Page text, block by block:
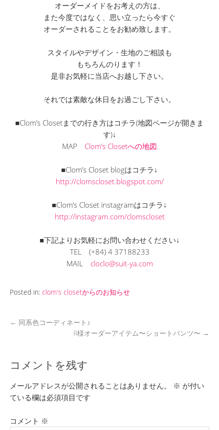
オーダーメイドをお考えの方は、
また今度ではなく、思い立ったら今すぐ
オーダーされることをお勧め致します。
スタイルやデザイン・生地のご相談も
もちろんのります！
是非お気軽に当店へお越し下さい。
それでは素敵な休日をお過ごし下さい。
■Clom’s Closetまでの行き方はコチラ(地図ページが開きま
す)↓
MAP Clom’s Closetへの地図
■Clom’s Closet blogはコチラ↓
http://clomscloset.blogspot.com/
■Clom’s Closet instagramはコチラ↓
http://instagram.com/clomscloset
■下記よりお気軽にお問い合わせください↓
TEL (+84) 4 37188233
MAIL cloclo@suit-ya.com
Posted in: clom's closetからのお知らせ
← 同系色コーディネート♪
R様オーダーアイテム〜ショートパンツ〜 →
コメントを残す
メールアドレスが公開されることはありません。 ※ が付い
ている欄は必須項目です
コメント ※